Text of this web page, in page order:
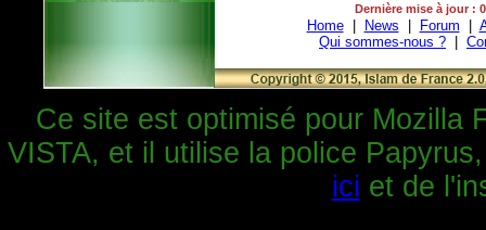
Dernière mise à jour :
Home| News Forum
Qui sommes-nous ?
Ce site est optimisé pour Mozilla
VISTA, et il utilise la police
ici et de